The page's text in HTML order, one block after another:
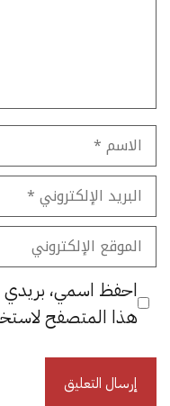
الاسم
البريد
الإلكتروني
الموقع
الإلكتروني
احفظ اسمي، بريدي
هذا المتصفح